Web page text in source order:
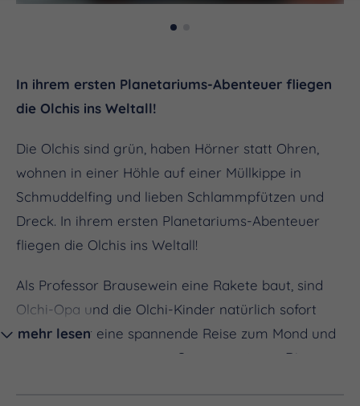
In ihrem ersten Planetariums-Abenteuer fliegen
die Olchis ins Weltall!
Die Olchis sind grün, haben Hörner statt Ohren,
wohnen in einer Höhle auf einer Müllkippe in
Schmuddelfing und lieben Schlammpfützen und
Dreck. In ihrem ersten Planetariums-Abenteuer
fliegen die Olchis ins Weltall!
Als Professor Brausewein eine Rakete baut, sind
Olchi-Opa und die Olchi-Kinder natürlich sofort
startklar für eine spannende Reise zum Mond und
zu den Planeten unseres Sonnensystems. Die
mehr lesen